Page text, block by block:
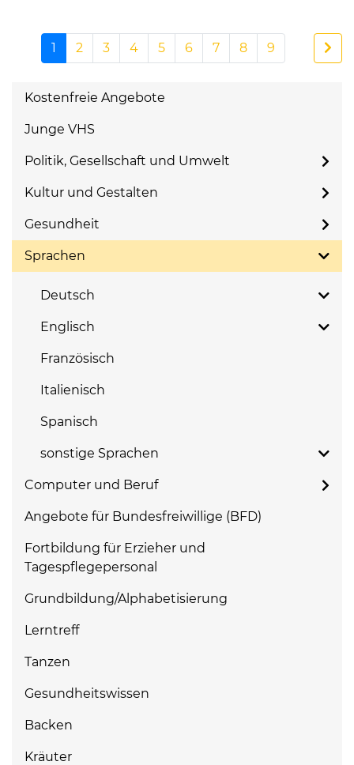
1 2 3 4 5 6 7 8 9
Kostenfreie Angebote
Junge VHS
Politik, Gesellschaft und Umwelt
Kultur und Gestalten
Gesundheit
Sprachen
Deutsch
Englisch
Französisch
Italienisch
Spanisch
sonstige Sprachen
Computer und Beruf
Angebote für Bundesfreiwillige (BFD)
Fortbildung für Erzieher und
Tagespflegepersonal
Grundbildung/Alphabetisierung
Lerntreff
Tanzen
Gesundheitswissen
Backen
Kräuter